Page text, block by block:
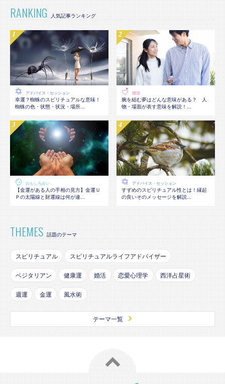
RANKING
アドバイス・セッション
幸運？蜘蛛のスピリチュアルな意味！
蜘蛛の色・状態・状況・場所...
婚活
腕を組む夢はどんな意味がある？ 人
物・場面が表す意味を解説！...
おもしろ占い
【金運がある人の手相の見方】金運Ｕ
Ｐの太陽線と財運線は何が違...
アドバイス・セッション
すずめのスピリチュアル性とは！縁起
の良いそのメッセージを解説...
THEMES 話題のテーマ
スピリチュアル スピリチュアルライフアドバイザー
ベジタリアン 健康運 婚活 恋愛心理学 西洋占星術
週運 金運 風水術
テーマ一覧